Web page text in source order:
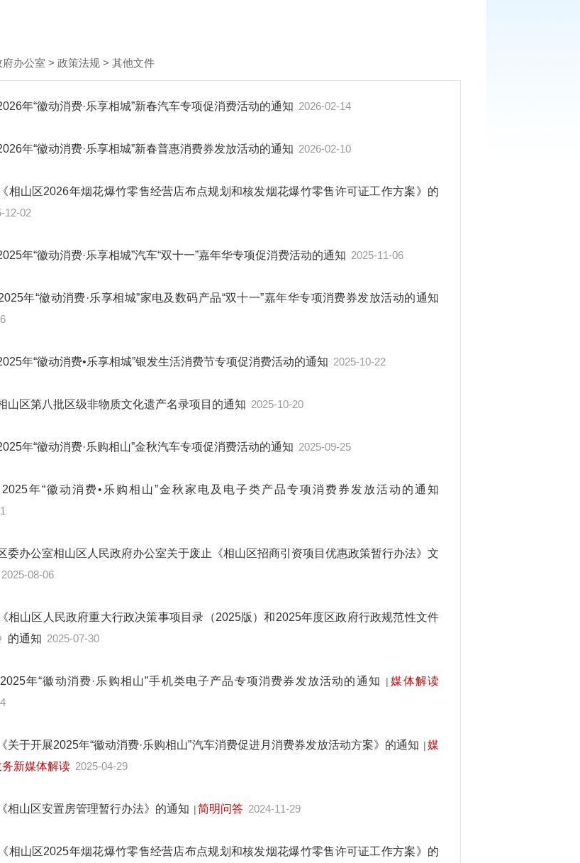
办公室 > 政策法规 > 其他文件
年“徽动消费·乐享相城”新春汽车专项促消费活动的通知 2026-02-14
年“徽动消费·乐享相城”新春普惠消费券发放活动的通知 2026-02-10
相山区2026年烟花爆竹零售经营店布点规划和核发烟花爆竹零售许可证工作方案》的
12-02
年“徽动消费·乐享相城”汽车“双十一”嘉年华专项促消费活动的通知 2025-11-06
年“徽动消费·乐享相城”家电及数码产品“双十一”嘉年华专项消费券发放活动的通知
年“徽动消费•乐享相城”银发生活消费节专项促消费活动的通知 2025-10-22
山区第八批区级非物质文化遗产名录项目的通知 2025-10-20
年“徽动消费·乐购相山”金秋汽车专项促消费活动的通知 2025-09-25
年“徽动消费•乐购相山”金秋家电及电子类产品专项消费券发放活动的通知
委办公室相山区人民政府办公室关于废止《相山区招商引资项目优惠政策暂行办法》文
2025-08-06
相山区人民政府重大行政决策事项目录（2025版）和2025年度区政府行政规范性文件
的通知 2025-07-30
年“徽动消费·乐购相山”手机类电子产品专项消费券发放活动的通知 | 媒体解读
关于开展2025年“徽动消费·乐购相山”汽车消费促进月消费券发放活动方案》的通知 |媒
务新媒体解读 2025-04-29
相山区安置房管理暂行办法》的通知 |简明问答 2024-11-29
相山区2025年烟花爆竹零售经营店布点规划和核发烟花爆竹零售许可证工作方案》的